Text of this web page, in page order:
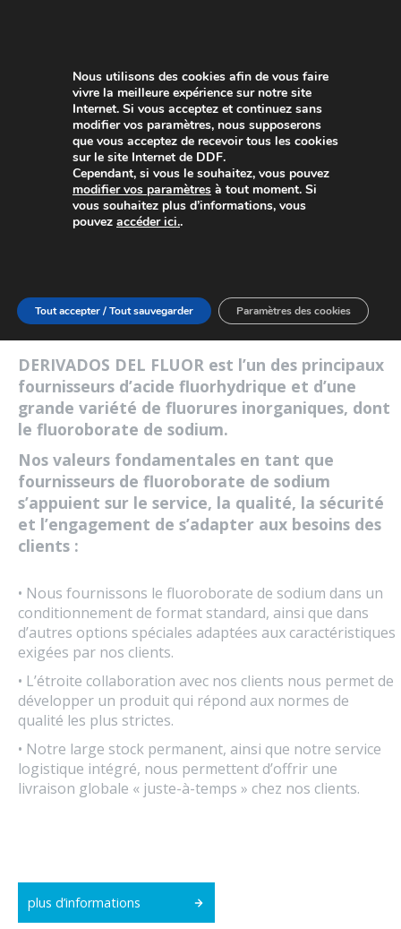
PRODUITS
Fluoroborate de
DERIVADOS DEL FLUOR est l’un des principaux
fournisseurs d’acide fluorhydrique et d’une
grande variété de fluorures inorganiques, dont
le fluoroborate de sodium.
Nos valeurs fondamentales en tant que
fournisseurs de fluoroborate de sodium
s’appuient sur le service, la qualité, la sécurité
et l’engagement de s’adapter aux besoins des
clients :
• Nous fournissons le fluoroborate de sodium dans un
conditionnement de format standard, ainsi que dans
d’autres options spéciales adaptées aux caractéristiques
exigées par nos clients.
• L’étroite collaboration avec nos clients nous permet de
développer un produit qui répond aux normes de
qualité les plus strictes.
• Notre large stock permanent, ainsi que notre service
logistique intégré, nous permettent d’offrir une
livraison globale « juste-à-temps » chez nos clients.
plus d’informations
Nous utilisons des cookies afin de vous faire
vivre la meilleure expérience sur notre site
Internet. Si vous acceptez et continuez sans
modifier vos paramètres, nous supposerons
que vous acceptez de recevoir tous les cookies
sur le site Internet de DDF.
Cependant, si vous le souhaitez, vous pouvez
modifier vos paramètres à tout moment. Si
vous souhaitez plus d’informations, vous
pouvez accéder ici..
Tout accepter / Tout sauvegarder Paramètres des cookies